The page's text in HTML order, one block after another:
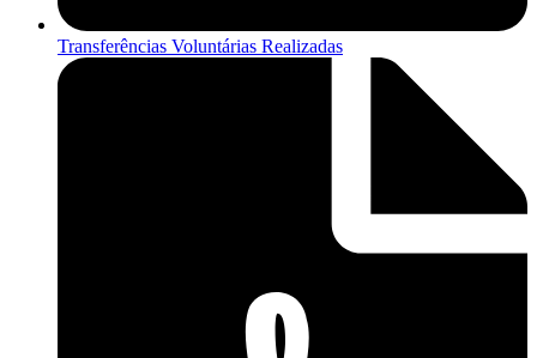
Transferências Voluntárias Realizadas